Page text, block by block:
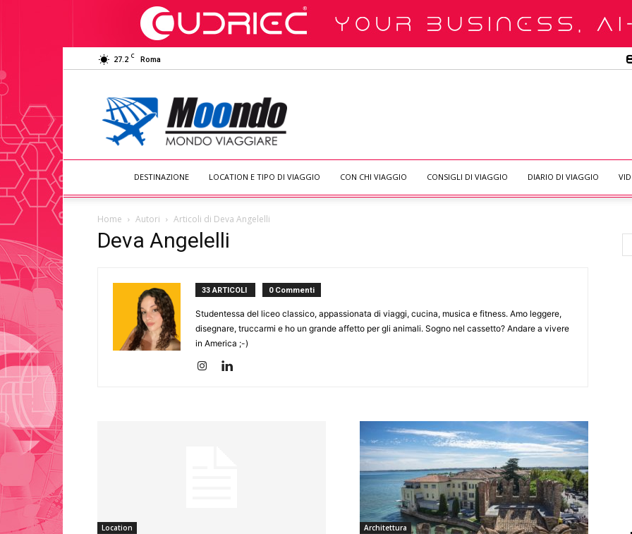
27.2 C Roma
Moondo
Viaggiare
DESTINAZIONE LOCATION E TIPO DI VIAGGIO CON CHI VIAGGIO CONSIGLI DI VIAGGIO DIARIO DI VIAGGIO
Home Autori Articoli di Deva Angelelli
Deva Angelelli
33 ARTICOLI 0 Commenti
Studentessa del liceo classico, appassionata di viaggi, cucina, musica e fitness. Amo leggere,
disegnare, truccarmi e ho un grande affetto per gli animali. Sogno nel cassetto? Andare a vivere
in America ;-)
Location Architettura